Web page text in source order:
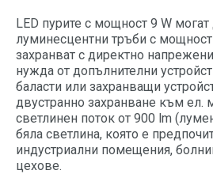
LED пурите с мощност 9 W
луминесцентни тръби с мощност
захранват с директно
нужда от допълнителни
баласти или захранващи
двустранно захранване към ел.
светлинен поток от 900 lm
бяла светлина, която е
индустриални помещения,
цехове.